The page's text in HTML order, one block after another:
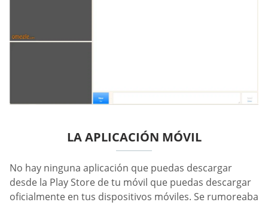
LA APLICACIÓN MÓVIL
No hay ninguna aplicación que puedas descargar
desde la Play Store de tu móvil que puedas descargar
oficialmente en tus dispositivos móviles. Se rumoreaba